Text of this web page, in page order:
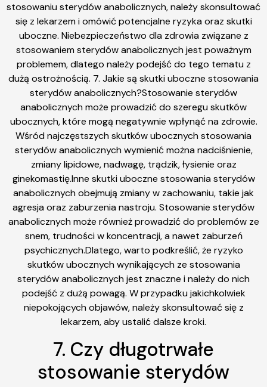
stosowaniu sterydów anabolicznych, należy skonsultować
się z lekarzem i omówić potencjalne ryzyka oraz skutki
uboczne. Niebezpieczeństwo dla zdrowia związane z
stosowaniem sterydów anabolicznych jest poważnym
problemem, dlatego należy podejść do tego tematu z
dużą ostrożnością. 7. Jakie są skutki uboczne stosowania
sterydów anabolicznych?Stosowanie sterydów
anabolicznych może prowadzić do szeregu skutków
ubocznych, które mogą negatywnie wpłynąć na zdrowie.
Wśród najczęstszych skutków ubocznych stosowania
sterydów anabolicznych wymienić można nadciśnienie,
zmiany lipidowe, nadwagę, trądzik, łysienie oraz
ginekomastię.Inne skutki uboczne stosowania sterydów
anabolicznych obejmują zmiany w zachowaniu, takie jak
agresja oraz zaburzenia nastroju. Stosowanie sterydów
anabolicznych może również prowadzić do problemów ze
snem, trudności w koncentracji, a nawet zaburzeń
psychicznych.Dlatego, warto podkreślić, że ryzyko
skutków ubocznych wynikających ze stosowania
sterydów anabolicznych jest znaczne i należy do nich
podejść z dużą powagą. W przypadku jakichkolwiek
niepokojących objawów, należy skonsultować się z
lekarzem, aby ustalić dalsze kroki.
7. Czy długotrwałe
stosowanie sterydów